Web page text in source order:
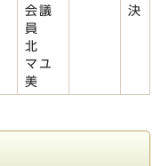
会議
員
北
マユ
美
決